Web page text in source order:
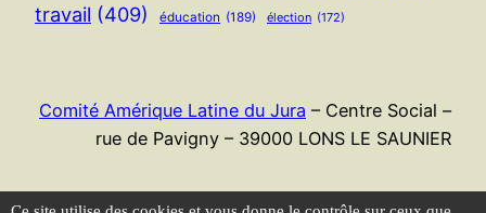
travail (409) éducation (189) élection (172)
Comité Amérique Latine du Jura – Centre Social –
rue de Pavigny – 39000 LONS LE SAUNIER